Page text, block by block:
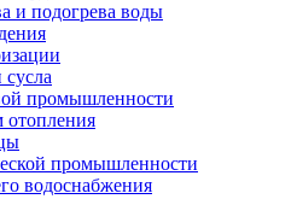
и подогрева воды
промышленности
отопления
промышленности
водоснабжения